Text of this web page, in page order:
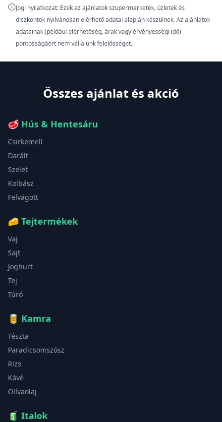
Jogi nyilatkozat: Ezek az ajánlatok szupermarketek, üzletek és
diszkontok nyilvánosan elérhető adatai alapján készülnek. Az ajánlatok
adatainak (például elérhetőség, árak vagy érvényességi idő)
pontosságáért nem vállalunk felelősséget.
Összes ajánlat és akció
🥩 Hús & Hentesáru
Csirkemell
Darált
Szelet
Kolbász
Felvágott
🧀 Tejtermékek
Vaj
Sajt
Joghurt
Tej
Túró
🥫 Kamra
Tészta
Paradicsomszósz
Rizs
Kávé
Olívaolaj
🧃 Italok